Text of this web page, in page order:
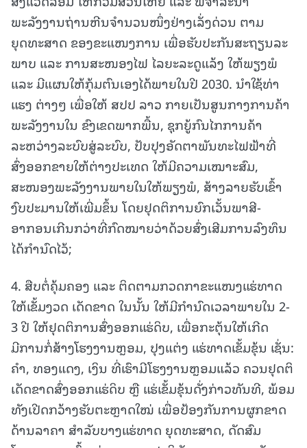
ພະລັງງານຖ່ານຫີນຈໍານວນໜຶ່ງຢ່າງເລັ່ງດ່ວນ ຕາມ
ຍຸດທະສາດ ຂອງຂະແໜງການ ເພື່ອຮັບປະກັນສະຖຽນລະ
ພາບ ແລະ ການສະໜອງໄຟ ໄລຍະລະດູແລ້ງ ໃຫ້ພຽງພໍ
ແລະ ມີແຜນໃຫ້ກຸ້ມຕົນເອງໄດ້ພາຍໃນປີ 2030. ນໍາໃຊ້ທ່າ
ແຮງ ຕ່າງໆ ເພື່ອໃຫ້ ສປປ ລາວ ກາຍເປັນສູນກາງການຄ້າ
ພະລັງງານໃນ ຂົງເຂດພາກພື້ນ, ຊຸກຍູ້ກົນໄກການຄ້າ
ລະຫວ່າງລະບົບສູ່ລະບົບ, ປັບປຸງອັດຕາພັນທະໄຟຟ້າທີ່
ສົ່ງອອກຂາຍໃຫ້ຕ່າງປະເທດ ໃຫ້ມີຄວາມເໝາະສົມ,
ສະໜອງພະລັງງານພາຍໃນໃຫ້ພຽງພໍ, ສ້າງລາຍຮັບເຂົ້າ
ງົບປະມານໃຫ້ເພີ່ມຂຶ້ນ ໂດຍຢຸດຕິການຍົກເວັ້ນພາສີ-
ອາກອນເກີນກວ່າທີ່ກົດໝາຍວ່າດ້ວຍສົ່ງເສີມການລົງທຶນ
ໄດ້ກຳນົດໄວ້;
4. ສືບຕໍ່ຄຸ້ມຄອງ ແລະ ຕິດຕາມກວດກາຂະແໜງແຮ່ທາດ
ໃຫ້ເຂັ້ມງວດ ເດັດຂາດ ໃນນັ້ນ ໃຫ້ມີກໍານົດເວລາພາຍໃນ 2-
3 ປີ ໃຫ້ຢຸດຕິການສົ່ງອອກແຮ່ດິບ, ເພື່ອກະຕຸ້ນໃຫ້ເກີດ
ມີການກໍ່ສ້າງໂຮງງານຫຼອມ, ປຸງແຕ່ງ ແຮ່ທາດເຂັ້ມຂຸ້ນ ເຊັ່ນ:
ຄໍາ, ທອງແດງ, ເງິນ ທີ່ເຮົາມີໂຮງງານຫຼອມແລ້ວ ຄວນຢຸດຕິ
ເດັດຂາດສົ່ງອອກແຮ່ດິບ ຫຼື ແຮ່ເຂັ້ມຂຸ້ນດັ່ງກ່າວທັນທີ, ພ້ອມ
ທັງເປີດກວ້າງຮັບຕະຫຼາດໃໝ່ ເພື່ອປ້ອງກັນການຜູກຂາດ
ດ້ານລາຄາ ສໍາລັບບາງແຮ່ທາດ ຍຸດທະສາດ, ດັດສົມ